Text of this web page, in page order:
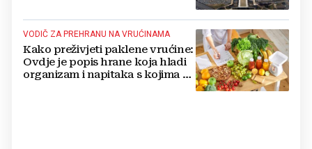
VODIČ ZA PREHRANU NA VRUĆINAMA
Kako preživjeti paklene vrućine:
Ovdje je popis hrane koja hladi
organizam i napitaka s kojima si